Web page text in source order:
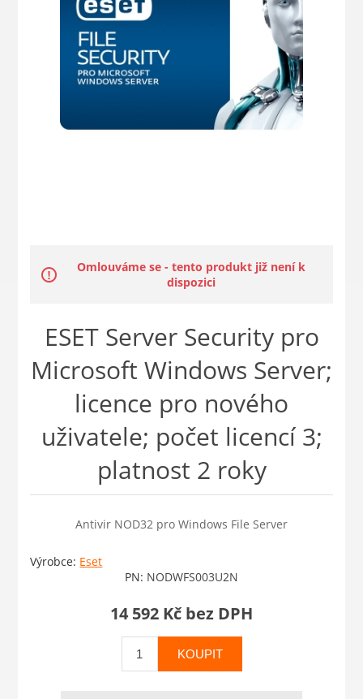
Omlouváme se - tento produkt již není k
dispozici
ESET Server Security pro
Microsoft Windows Server;
licence pro nového
uživatele; počet licencí 3;
platnost 2 roky
Antivir NOD32 pro Windows File Server
Výrobce: Eset
PN: NODWFS003U2N
14 592 Kč bez DPH
KOUPIT